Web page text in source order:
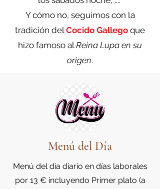
Y cómo no, seguimos con la
tradición delCocido Gallego que
hizo famoso alReina Lupa en su
origen.
Menú del Día
Menú del día diario en días laborales
por 13 € incluyendo Primer plato (a